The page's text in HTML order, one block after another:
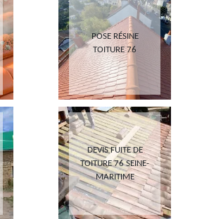
POSE RÉSINE
TOITURE 76
DEVIS FUITE DE
TOITURE 76 SEINE-
MARITIME